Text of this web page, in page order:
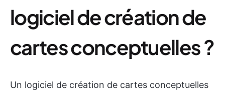
logiciel de création de
cartes conceptuelles ?
Un logiciel de création de cartes conceptuelles